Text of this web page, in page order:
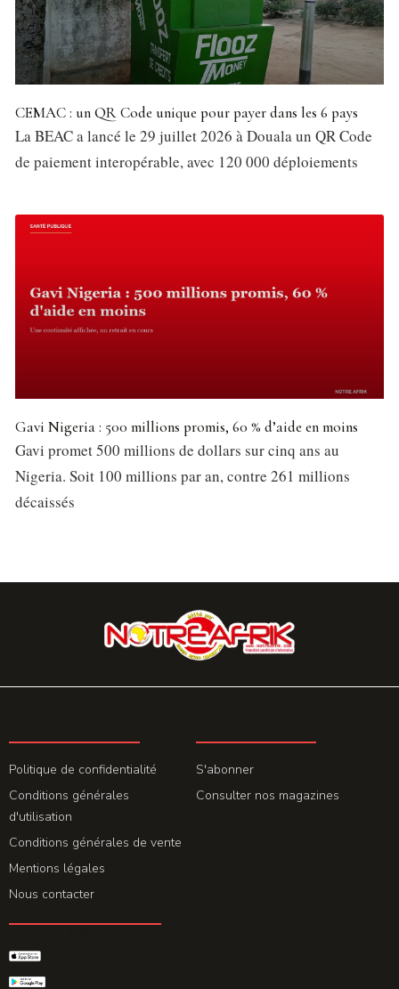
CEMAC : un QR Code unique pour payer dans les 6 pays
La BEAC a lancé le 29 juillet 2026 à Douala un QR Code
de paiement interopérable, avec 120 000 déploiements
Gavi Nigeria : 500 millions promis, 60 % d’aide en moins
Gavi promet 500 millions de dollars sur cinq ans au
Nigeria. Soit 100 millions par an, contre 261 millions
décaissés
Politique de confidentialité
Conditions générales
d'utilisation
Conditions générales de vente
Mentions légales
Nous contacter
S'abonner
Consulter nos magazines